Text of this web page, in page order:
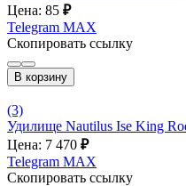
Цена: 85 ₽
Telegram MAX
Скопировать ссылку
В корзину
(3)
Удилище Nautilus Ise King
Цена: 7 470 ₽
Telegram MAX
Скопировать ссылку